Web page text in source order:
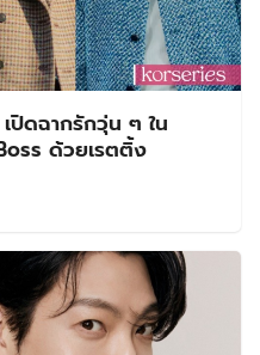
ปิดฉากรักวุ่น ๆ ใน
ด้วยเรตติ้ง